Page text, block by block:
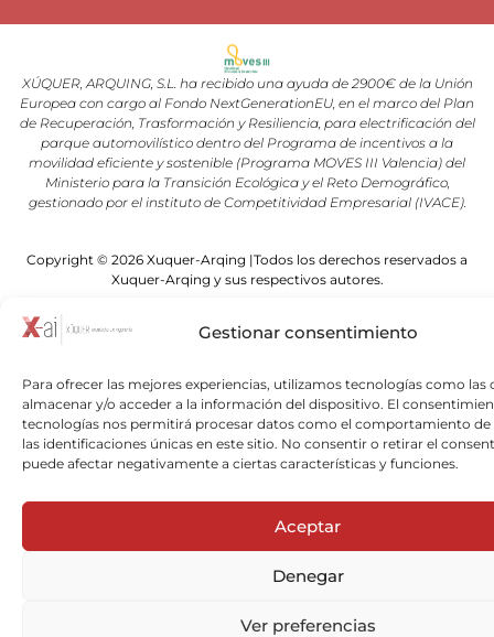
Gestionar consentimiento
Para ofrecer las mejores experiencias, utilizamos tecnologías como las
almacenar y/o acceder a la información del dispositivo. El
tecnologías nos permitirá procesar datos como el comportamiento de
las identificaciones únicas en este sitio. No consentir o retirar el
puede afectar negativamente a ciertas características y funciones.
Aceptar
Denegar
Ver preferencias
XÚQUER, ARQUING, S.L. ha recibido una ayuda de 2900€ de la Unión
Europea con cargo al Fondo NextGenerationEU, en el marco del Plan
de Recuperación, Trasformación y Resiliencia, para electrificación del
parque automovilístico dentro del Programa de incentivos a la
movilidad eficiente y sostenible (Programa MOVES III Valencia) del
Ministerio para la Transición Ecológica y el Reto Demográfico,
gestionado por el instituto de Competitividad Empresarial (IVACE).
Copyright © 2026 Xuquer-Arqing |Todos los derechos reservados a
Xuquer-Arqing y sus respectivos autores.